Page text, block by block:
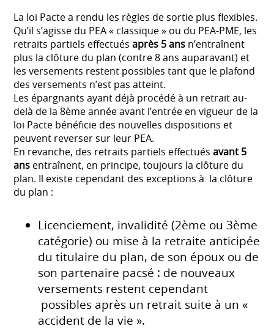
La loi Pacte a rendu les règles de sortie plus flexibles.
Qu’il s’agisse du PEA « classique » ou du PEA-PME, les
retraits partiels effectuésaprès 5 ans n’entraînent
plus la clôture du plan (contre 8 ans auparavant) et
les versements restent possibles tant que le plafond
des versements n’est pas atteint.
Les épargnants ayant déjà procédé à un retrait au-
delà de la 8ème année avant l’entrée en vigueur de la
loi Pacte bénéficie des nouvelles dispositions et
peuvent reverser sur leur PEA.
En revanche, des retraits partiels effectuésavant 5
ans entraînent, en principe, toujours la clôture du
plan. Il existe cependant des exceptions à la clôture
du plan :
Licenciement, invalidité (2ème ou 3ème
catégorie) ou mise à la retraite anticipée
du titulaire du plan, de son époux ou de
son partenaire pacsé : de nouveaux
versements restent cependant
possibles après un retrait suite à un «
accident de la vie ».